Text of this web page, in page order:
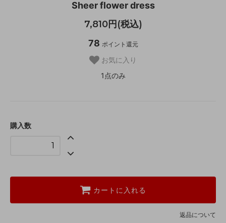
Sheer flower dress
7,810円(税込)
78 ポイント還元
お気に入り
1点のみ
購入数
カートに入れる
返品について